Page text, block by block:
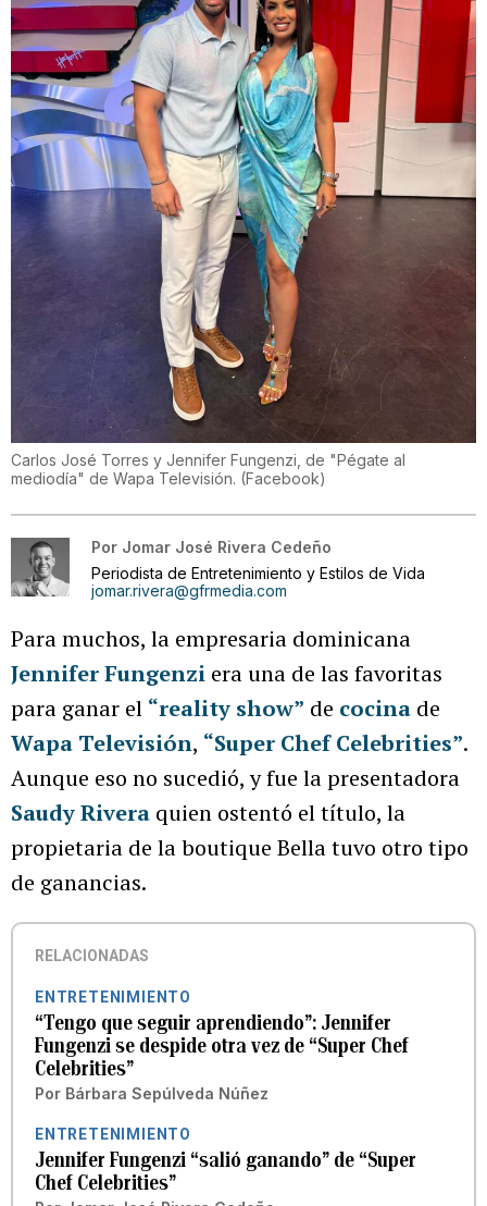
Carlos José Torres y Jennifer Fungenzi, de "Pégate al
mediodía" de Wapa Televisión. (Facebook)
Por Jomar José Rivera Cedeño
Periodista de Entretenimiento y Estilos de Vida
jomar.rivera@gfrmedia.com
Para muchos, la empresaria dominicana
Jennifer Fungenzi era una de las favoritas
para ganar el “reality show” de cocina de
Wapa Televisión, “Super Chef Celebrities”.
Aunque eso no sucedió, y fue la presentadora
Saudy Rivera quien ostentó el título, la
propietaria de la boutique Bella tuvo otro tipo
de ganancias.
RELACIONADAS
ENTRETENIMIENTO
“Tengo que seguir aprendiendo”: Jennifer
Fungenzi se despide otra vez de “Super Chef
Celebrities”
Por Bárbara Sepúlveda Núñez
ENTRETENIMIENTO
Jennifer Fungenzi “salió ganando” de “Super
Chef Celebrities”